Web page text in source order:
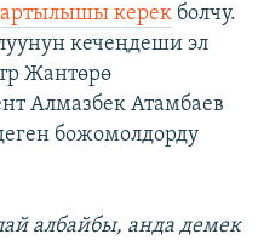
керек болчу.
кечеңдеши эл
Жантөрө
Алмазбек Атамбаев
божомолдорду
албайбы, анда демек